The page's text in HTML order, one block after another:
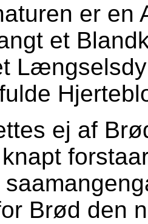
er en
et
ej af
Brød den